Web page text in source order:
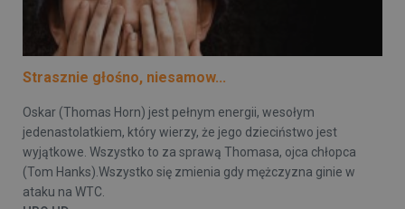
Strasznie głośno, niesamow...
Oskar (Thomas Horn) jest pełnym energii, wesołym
jedenastolatkiem, który wierzy, że jego dzieciństwo jest
wyjątkowe. Wszystko to za sprawą Thomasa, ojca chłopca
(Tom Hanks).Wszystko się zmienia gdy mężczyzna ginie w
ataku na WTC.